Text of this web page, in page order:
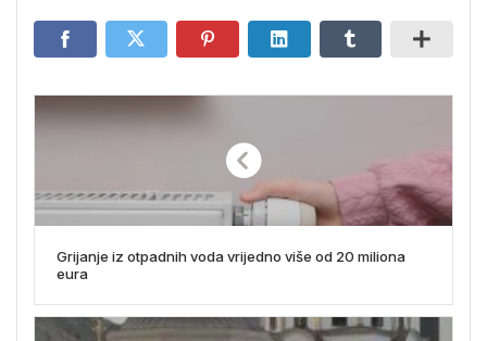
Grijanje iz otpadnih voda vrijedno više od 20 miliona
eura